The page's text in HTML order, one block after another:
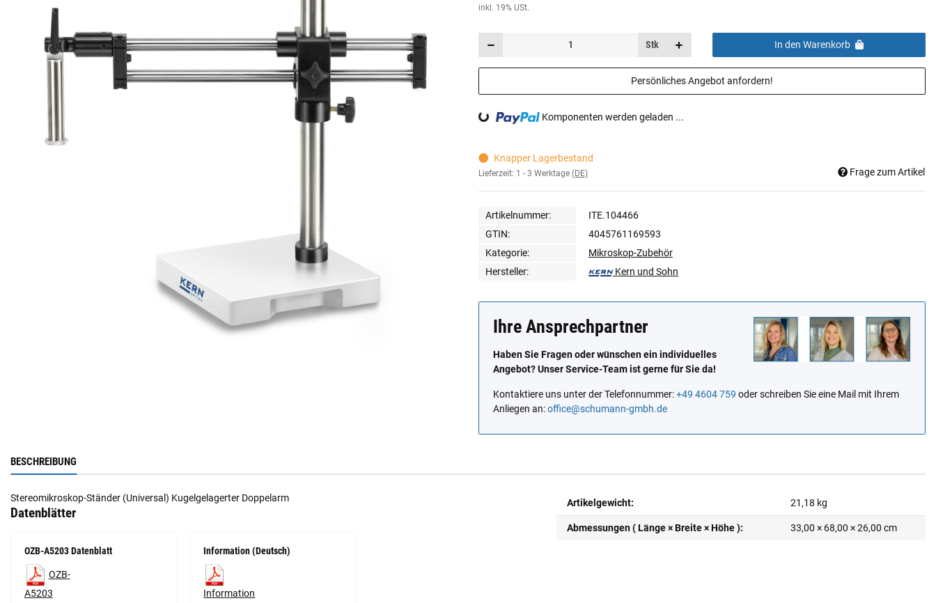
inkl. 19% USt.
Stk In den Warenkorb
Persönliches Angebot anfordern!
Loading... Komponenten werden geladen ...
Knapper Lagerbestand
Lieferzeit: 1 - 3 Werktage (DE) Frage zum Artikel
Artikelnummer:
ITE.104466
GTIN:
4045761169593
Kategorie:
Mikroskop-Zubehör
Hersteller:
Kern und Sohn
Ihre Ansprechpartner
Haben Sie Fragen oder wünschen ein individuelles
Angebot? Unser Service-Team ist gerne für Sie da!
Kontaktiere uns unter der Telefonnummer:+49 4604 759 oder schreiben Sie eine Mail mit Ihrem
Anliegen an:office@schumann-gmbh.de
BESCHREIBUNG
Stereomikroskop-Ständer (Universal) Kugelgelagerter Doppelarm
Datenblätter
OZB-A5203 Datenblatt
OZB-
A5203
Information (Deutsch)
Information
Artikelgewicht: 21,18 kg
Abmessungen ( Länge × Breite × Höhe ): 33,00 × 68,00 × 26,00 cm